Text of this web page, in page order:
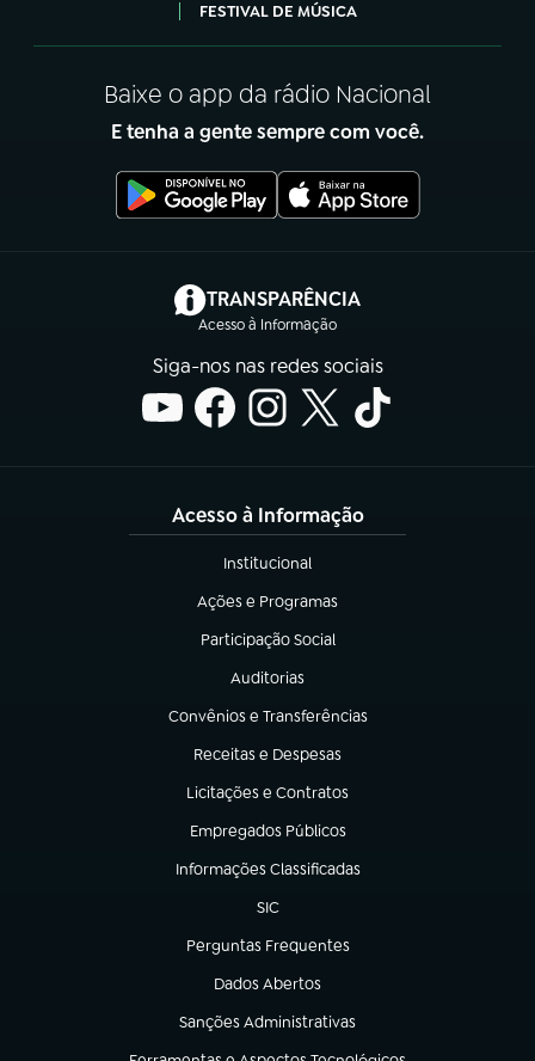
FESTIVAL DE MÚSICA
Baixe o app da rádio Nacional
E tenha a gente sempre com você.
TRANSPARÊNCIA
Acesso à Informação
(abre em nova aba)
Siga-nos nas redes sociais
Acesso à Informação
Institucional
(abre em nova aba)
Ações e Programas
(abre em nova aba)
Participação Social
(abre em nova aba)
Auditorias
(abre em nova aba)
Convênios e Transferências
(abre em nova aba)
Receitas e Despesas
(abre em nova aba)
Licitações e Contratos
(abre em nova aba)
Empregados Públicos
(abre em nova aba)
Informações Classificadas
(abre em nova aba)
SIC
(abre em nova aba)
Perguntas Frequentes
(abre em nova aba)
Dados Abertos
(abre em nova aba)
Sanções Administrativas
(abre em nova aba)